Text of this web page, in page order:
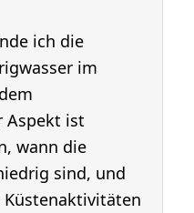
ich die
im
Aspekt ist
wann die
sind, und